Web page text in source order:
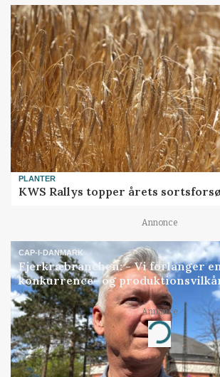
PLANTER
KWS Rallys topper årets
Annonce
CAP-I-DANMARK
Fjerkræbranchen: - Vi forlanger
konkurrence- og
Annonce
Loading...